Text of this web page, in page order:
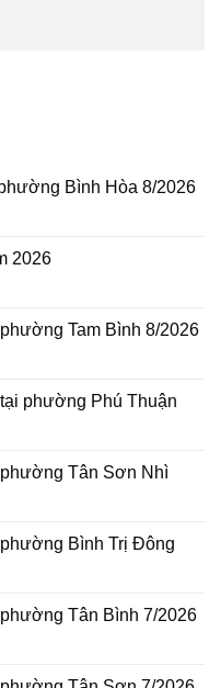
Bình Hòa 8/2026
2026
Tam Bình 8/2026
phường Phú Thuận
Tân Sơn Nhì
Bình Trị Đông
Tân Bình 7/2026